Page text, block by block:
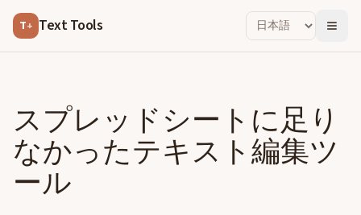
T+ Text Tools
スプレッドシートに足り
なかったテキスト編集ツ
ール